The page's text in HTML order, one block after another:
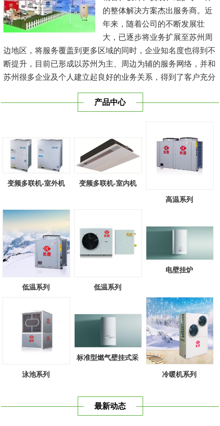
的整体解决方案杰出服务商。近
年来，随着公司的不断发展壮
大，已逐步将业务扩展至苏州周
边地区，将服务覆盖到更多区域的同时，企业知名度也得到不
断提升，目前已形成以苏州为主、周边为辅的服务网络，并和
苏州很多企业及个人建立起良好的业务关系，得到了客户充分
与时俱进，树立良好的企业形象，以优质的服务、优质的技术
产品中心
变频多联机-室外机 变频多联机-室内机
高温系列
低温系列 低温系列
电壁挂炉
泳池系列
标准型燃气壁挂式采
冷暖机系列
最新动态